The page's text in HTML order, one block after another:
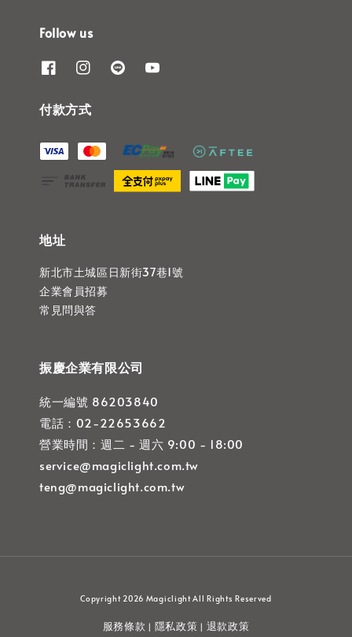
Follow us
付款方式
地址
新北市土城區日新街37巷1號
企業會員招募
常見問與答
振慶企業有限公司
統一編號 86203840
電話：02-22653662
營業時間：週二 - 週六 9:00 - 18:00
service@magiclight.com.tw
teng@magiclight.com.tw
Copyright 2026 Magiclight All Rights Reserved
服務條款 | 隱私政策 | 退款政策